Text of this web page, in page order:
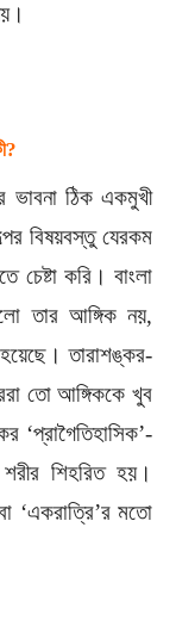
ভাবনা ঠিক একমুখী
বিষয়বস্তু যেরকম
চেষ্টা করি। বাংলা
তার আঙ্গিক নয়,
তারাশঙ্কর-
তো আঙ্গিককে খুব
‘প্রাগৈতিহাসিক’-
শিহরিত হয়।
‘একরাত্রি’র মতো